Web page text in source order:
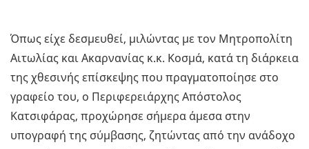
Όπως είχε δεσμευθεί, μιλώντας με τον Μητροπολίτη
Αιτωλίας και Ακαρνανίας κ.κ. Κοσμά, κατά τη διάρκεια
της χθεσινής επίσκεψης που πραγματοποίησε στο
γραφείο του, ο Περιφερειάρχης Απόστολος
Κατσιφάρας, προχώρησε σήμερα άμεσα στην
υπογραφή της σύμβασης, ζητώντας από την ανάδοχο